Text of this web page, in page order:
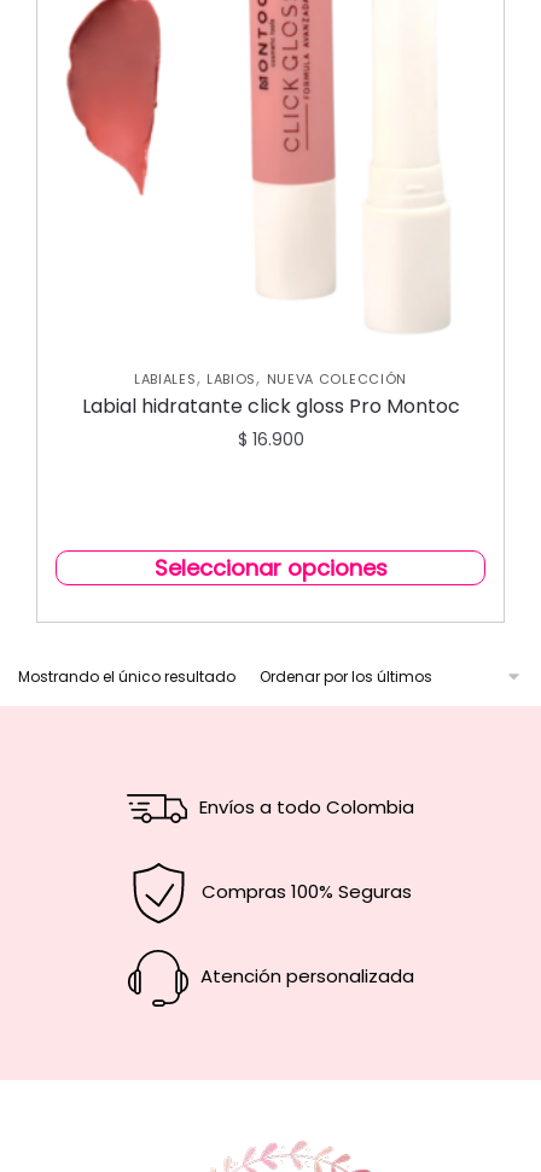
LABIALES, LABIOS, NUEVA COLECCIÓN
Labial hidratante click gloss Pro Montoc
$ 16.900
Seleccionar opciones
Mostrando el único resultado
Envíos a todo Colombia
Compras 100% Seguras
Atención personalizada